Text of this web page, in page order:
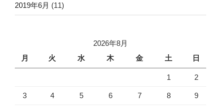
2019年6月 (11)
2026年8月
月
火 水 木 金 土 日
1 2
3 4 5 6 7 8 9